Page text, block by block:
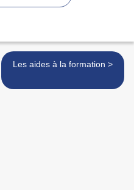
Les aides à la formation >